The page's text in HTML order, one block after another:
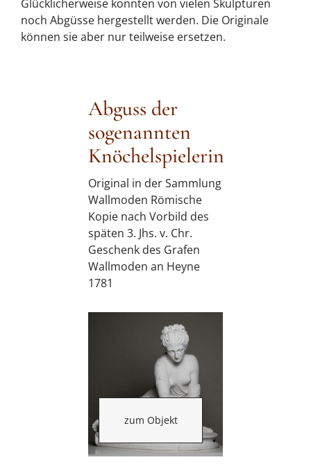
Glücklicherweise konnten von vielen Skulpturen
noch Abgüsse hergestellt werden. Die Originale
können sie aber nur teilweise ersetzen.
Abguss der
sogenannten
Knöchelspielerin
Original in der Sammlung
Wallmoden Römische
Kopie nach Vorbild des
späten 3. Jhs. v. Chr.
Geschenk des Grafen
Wallmoden an Heyne
1781
zum Objekt